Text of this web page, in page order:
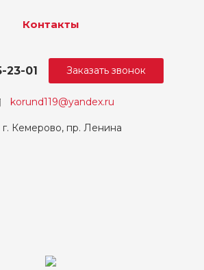
Контакты
korund119@yandex.ru
23-01
г. Кемерово, пр. Ленина
Заказать звонок